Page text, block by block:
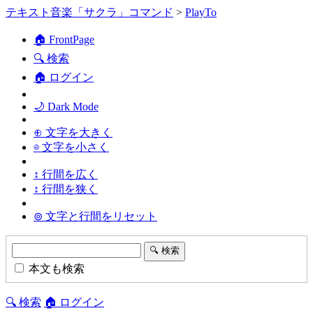
テキスト音楽「サクラ」コマンド > PlayTo
🏠 FrontPage
🔍 検索
🏠 ログイン
🌙 Dark Mode
⊕ 文字を大きく
⊖ 文字を小さく
↕ 行間を広く
↕ 行間を狭く
⊚ 文字と行間をリセット
本文も検索
🔍 検索 🏠 ログイン